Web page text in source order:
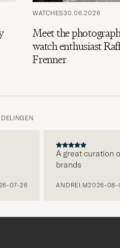
WATCHES30.06.2026
Meet the
watch enthusiast
Frenner
07-26
A great curation
brands
ANDREI M2026-08-